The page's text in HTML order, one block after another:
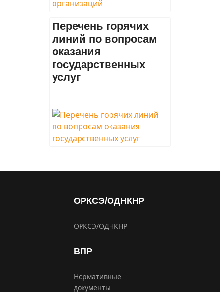
Перечень горячих
линий по вопросам
оказания
государственных
услуг
ОРКСЭ/ОДНКНР
ОРКСЭ/ОДНКНР
ВПР
Нормативные
документы